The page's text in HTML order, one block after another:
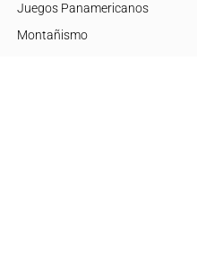
Juegos Panamericanos
Montañismo